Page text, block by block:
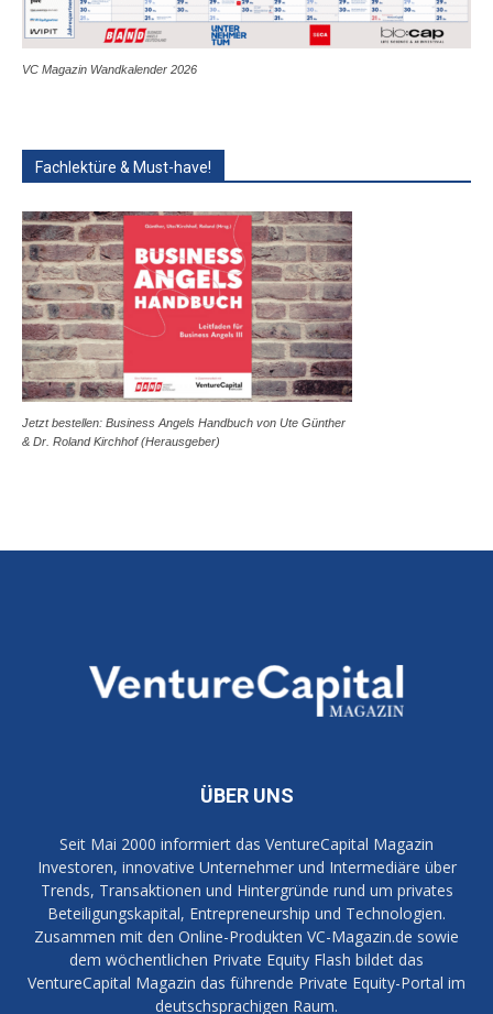
VC Magazin Wandkalender 2026
Fachlektüre & Must-have!
Jetzt bestellen: Business Angels Handbuch von Ute Günther
& Dr. Roland Kirchhof (Herausgeber)
ÜBER UNS
Seit Mai 2000 informiert das VentureCapital Magazin
Investoren, innovative Unternehmer und Intermediäre über
Trends, Transaktionen und Hintergründe rund um privates
Beteiligungskapital, Entrepreneurship und Technologien.
Zusammen mit den Online-Produkten VC-Magazin.de sowie
dem wöchentlichen Private Equity Flash bildet das
VentureCapital Magazin das führende Private Equity-Portal im
deutschsprachigen Raum.